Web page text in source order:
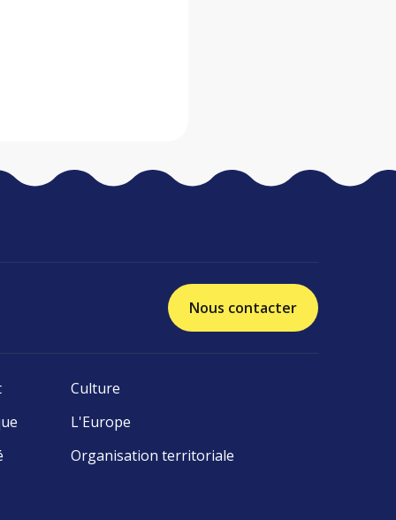
Nous contacter
Culture
L'Europe
Organisation territoriale